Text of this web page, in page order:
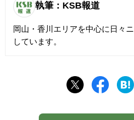
執筆：KSB報道
岡山・香川エリアを中心に日々
しています。